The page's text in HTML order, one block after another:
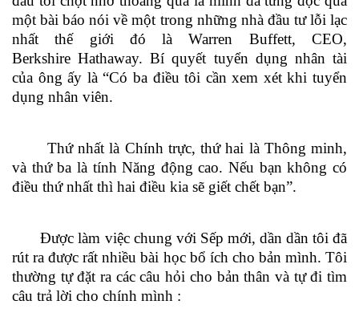
một bài báo nói về một trong những nhà đầu tư lỗi lạc
nhất thế giới đó là Warren Buffett, CEO,
Berkshire Hathaway. Bí quyết tuyển dụng nhân tài
của ông ấy là “Có ba điều tôi cần xem xét khi tuyển
dụng nhân viên.
Thứ nhất là Chính trực, thứ hai là Thông minh,
và thứ ba là tính Năng động cao. Nếu bạn không có
điều thứ nhất thì hai điều kia sẽ giết chết bạn”.
Được làm việc chung với Sếp mới, dần dần tôi đã
rút ra được rất nhiều bài học bổ ích cho bản mình. Tôi
thường tự đặt ra các câu hỏi cho bản thân và tự đi tìm
câu trả lời cho chính mình :